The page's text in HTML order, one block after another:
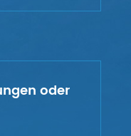
oder